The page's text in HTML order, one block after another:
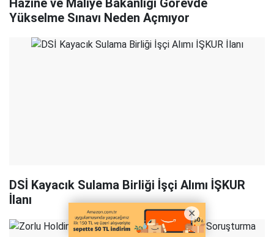
Hazine ve Maliye Bakanlığı Görevde
Yükselme Sınavı Neden Açmıyor
DSİ Kayacık Sulama Birliği İşçi Alımı İŞKUR
İlanı